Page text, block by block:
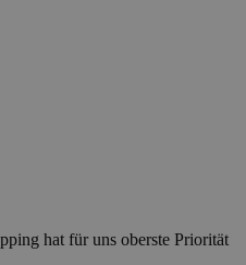
hat für uns oberste Priorität